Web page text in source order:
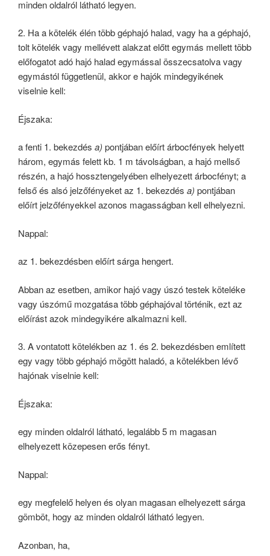
minden oldalról látható legyen.
2. Ha a kötelék élén több géphajó halad, vagy ha a géphajó,
tolt kötelék vagy mellévett alakzat előtt egymás mellett több
előfogatot adó hajó halad egymással összecsatolva vagy
egymástól függetlenül, akkor e hajók mindegyikének
viselnie kell:
Éjszaka:
a fenti 1. bekezdés a) pontjában előírt árbocfények helyett
három, egymás felett kb. 1 m távolságban, a hajó mellső
részén, a hajó hossztengelyében elhelyezett árbocfényt; a
felső és alsó jelzőfényeket az 1. bekezdés a) pontjában
előírt jelzőfényekkel azonos magasságban kell elhelyezni.
Nappal:
az 1. bekezdésben előírt sárga hengert.
Abban az esetben, amikor hajó vagy úszó testek köteléke
vagy úszómű mozgatása több géphajóval történik, ezt az
előírást azok mindegyikére alkalmazni kell.
3. A vontatott kötelékben az 1. és 2. bekezdésben említett
egy vagy több géphajó mögött haladó, a kötelékben lévő
hajónak viselnie kell:
Éjszaka:
egy minden oldalról látható, legalább 5 m magasan
elhelyezett közepesen erős fényt.
Nappal:
egy megfelelő helyen és olyan magasan elhelyezett sárga
gömböt, hogy az minden oldalról látható legyen.
Azonban, ha,